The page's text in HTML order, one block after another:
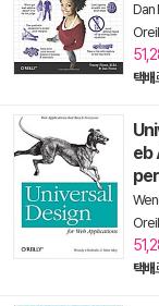
Dan
택배
eb
택배